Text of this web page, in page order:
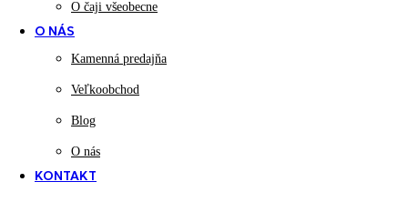
O čaji všeobecne
O NÁS
Kamenná predajňa
Veľkoobchod
Blog
O nás
KONTAKT